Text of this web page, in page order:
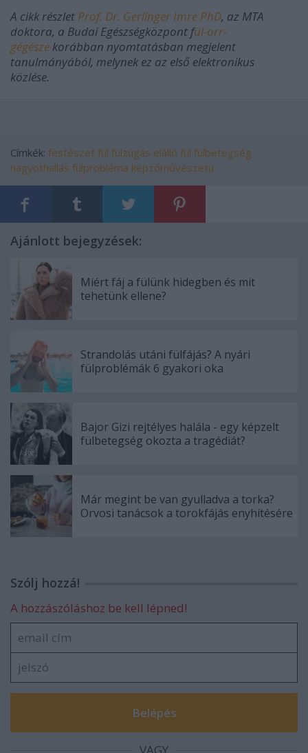
A cikk részlet Prof. Dr. Gerlinger Imre PhD, az MTA
doktora, a Budai Egészségközpont fül-orr-
gégésze korábban nyomtatásban megjelent
tanulmányából, melynek ez az első elektronikus
közlése.
Címkék: festészet fül fülzúgás elálló fül fülbetegség
nagyothallás fülprobléma képzőművészetú
Ajánlott bejegyzések:
Miért fáj a fülünk hidegben és mit
tehetünk ellene?
Strandolás utáni fülfájás? A nyári
fülproblémák 6 gyakori oka
Bajor Gizi rejtélyes halála - egy képzelt
fülbetegség okozta a tragédiát?
Már megint be van gyulladva a torka?
Orvosi tanácsok a torokfájás enyhítésére
Szólj hozzá!
A hozzászóláshoz be kell lépned!